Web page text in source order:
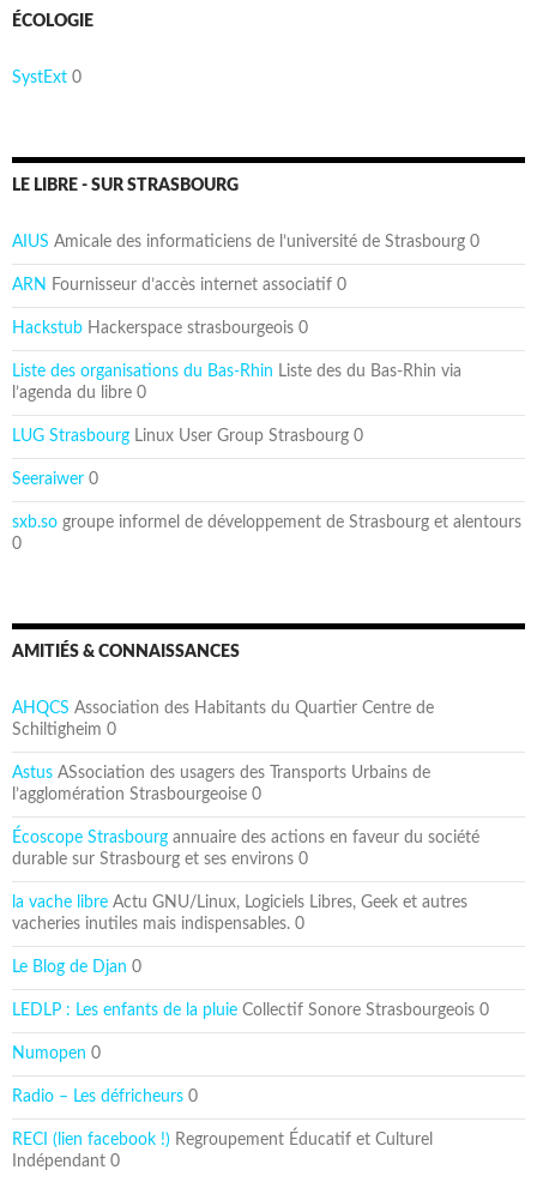
ÉCOLOGIE
SystExt 0
LE LIBRE - SUR STRASBOURG
AIUS Amicale des informaticiens de l’université de Strasbourg 0
ARN Fournisseur d’accès internet associatif 0
Hackstub Hackerspace strasbourgeois 0
Liste des organisations du Bas-Rhin Liste des du Bas-Rhin via
l’agenda du libre 0
LUG Strasbourg Linux User Group Strasbourg 0
Seeraiwer 0
sxb.so groupe informel de développement de Strasbourg et alentours
0
AMITIÉS & CONNAISSANCES
AHQCS Association des Habitants du Quartier Centre de
Schiltigheim 0
Astus ASsociation des usagers des Transports Urbains de
l’agglomération Strasbourgeoise 0
Écoscope Strasbourg annuaire des actions en faveur du société
durable sur Strasbourg et ses environs 0
la vache libre Actu GNU/Linux, Logiciels Libres, Geek et autres
vacheries inutiles mais indispensables. 0
Le Blog de Djan 0
LEDLP : Les enfants de la pluie Collectif Sonore Strasbourgeois 0
Numopen 0
Radio – Les défricheurs 0
RECI (lien facebook !) Regroupement Éducatif et Culturel
Indépendant 0